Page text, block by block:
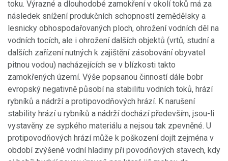
toku. Výrazné a dlouhodobé zamokření v okolí toků má za
následek snížení produkčních schopností zemědělsky a
lesnicky obhospodařovaných ploch, ohrožení vodních děl na
vodních tocích, ale i ohrožení dalších objektů (vrtů, studní a
dalších zařízení nutných k zajištění zásobování obyvatel
pitnou vodou) nacházejících se v blízkosti takto
zamokřených území. Výše popsanou činností dále bobr
evropský negativně působí na stabilitu vodních toků, hrází
rybníků a nádrží a protipovodňových hrází. K narušení
stability hrází u rybníků a nádrží dochází především, jsou-li
vystavěny ze sypkého materiálu a nejsou tak zpevněné. U
protipovodňových hrází může k poškození dojít zejména v
období zvýšené vodní hladiny při povodňových stavech, kdy